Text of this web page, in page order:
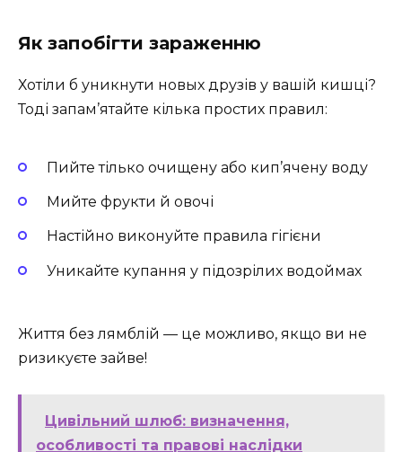
Як запобігти зараженню
Хотіли б уникнути новых друзів у вашій кишці?
Тоді запам’ятайте кілька простих правил:
Пийте тілько очищену або кип’ячену воду
Мийте фрукти й овочі
Настійно виконуйте правила гігієни
Уникайте купання у підозрілих водоймах
Життя без лямблій — це можливо, якщо ви не
ризикуєте зайве!
Цивільний шлюб: визначення,
особливості та правові наслідки